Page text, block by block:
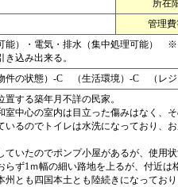
所在
管理
能）・電気・排水（集中処理可能）
き込み出来る。
件の状態）-C （生活環境）-C （レ
置する築年月不詳の民家。
室中心の室内は目立った傷みはなく、そ
いるのでトイレは水洗になっており、
ていたのでポンプ小屋があるが、使用
らず1ｍ幅の細い路地を上るが、付近は
州とも四国本土とも陸続きになってお